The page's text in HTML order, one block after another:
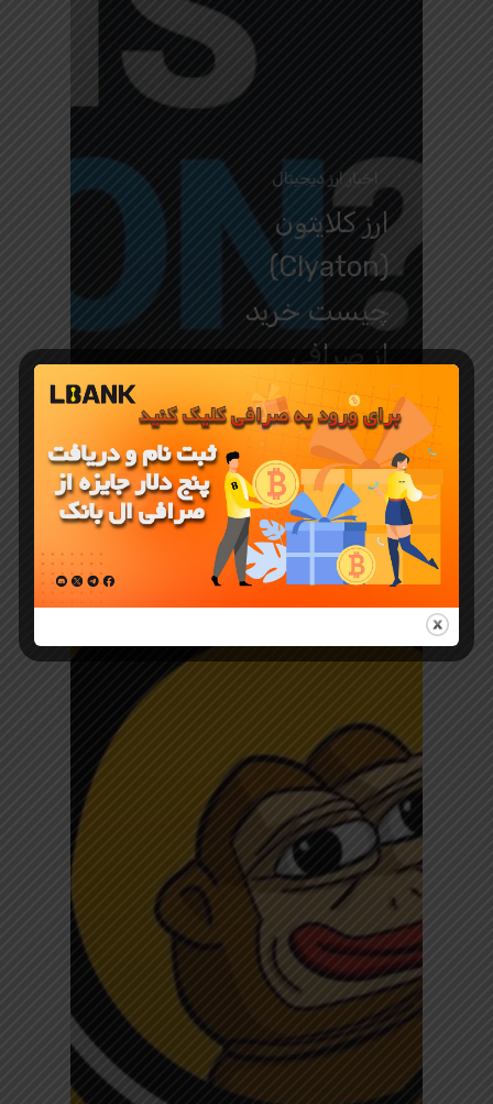
اخبار ارز دیجیتال
ارز کلایتون
(Clyaton)
چیست خرید
از صرافی
البانک